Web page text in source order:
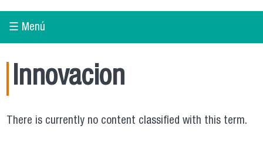
☰ Menú
Innovacion
There is currently no content classified with this term.